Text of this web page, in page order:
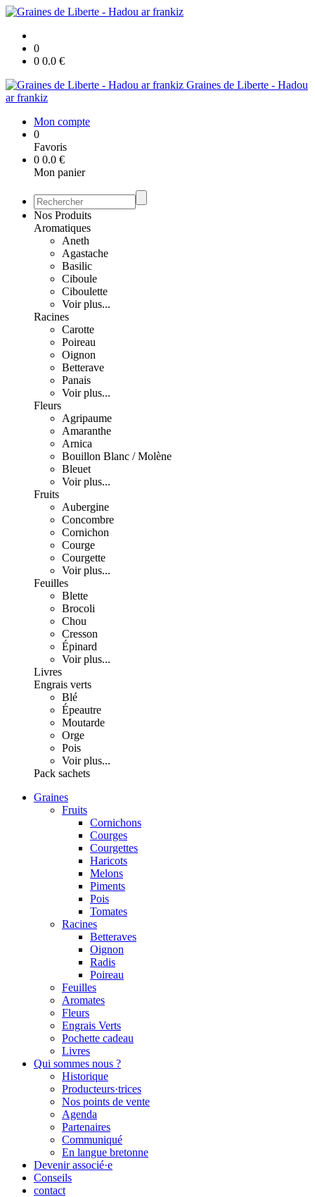
0
0 0.0 €
Graines de Liberte - Hadou
ar frankiz
Mon compte
0
Favoris
0 0.0 €
Mon panier
Nos Produits
Aromatiques
Aneth
Agastache
Basilic
Ciboule
Ciboulette
Voir plus...
Racines
Carotte
Poireau
Oignon
Betterave
Panais
Voir plus...
Fleurs
Agripaume
Amaranthe
Arnica
Bouillon Blanc / Molène
Bleuet
Voir plus...
Fruits
Aubergine
Concombre
Cornichon
Courge
Courgette
Voir plus...
Feuilles
Blette
Brocoli
Chou
Cresson
Épinard
Voir plus...
Livres
Engrais verts
Blé
Épeautre
Moutarde
Orge
Pois
Voir plus...
Pack sachets
Graines
Fruits
Cornichons
Courges
Courgettes
Haricots
Melons
Piments
Pois
Tomates
Racines
Betteraves
Oignon
Radis
Poireau
Feuilles
Aromates
Fleurs
Engrais Verts
Pochette cadeau
Livres
Qui sommes nous ?
Historique
Producteurs·trices
Nos points de vente
Agenda
Partenaires
Communiqué
En langue bretonne
Devenir associé·e
Conseils
contact